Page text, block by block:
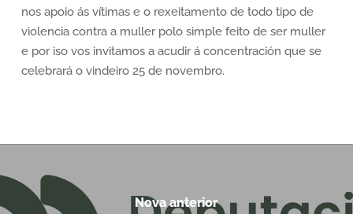
nos apoio ás vítimas e o rexeitamento de todo tipo de
violencia contra a muller polo simple feito de ser muller
e por iso vos invitamos a acudir á concentración que se
celebrará o vindeiro 25 de novembro.
Nova anterior